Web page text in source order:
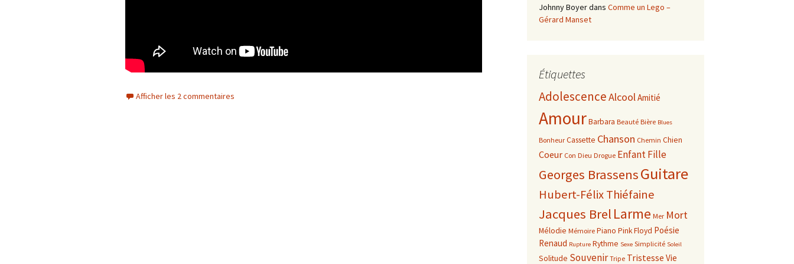
Afficher les 2 commentaires
Johnny Boyerdans Comme un Lego –
Gérard Manset
Étiquettes
AdolescenceAlcoolAmitié
AmourBarbara Beauté Bière Blues
Bonheur Cassette Chanson Chemin Chien
Coeur Con Dieu Drogue EnfantFille
Georges BrassensGuitare
Hubert-Félix Thiéfaine
Jacques Brel Larme Mer Mort
Mélodie Mémoire Piano Pink Floyd Poésie
Renaud Rupture Rythme Sexe Simplicité Soleil
Solitude Souvenir Tripe Tristesse Vie